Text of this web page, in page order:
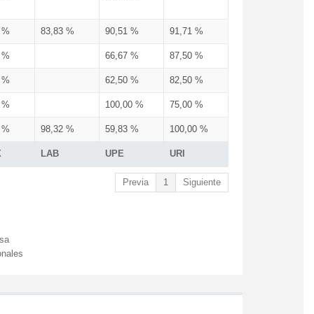
LAB UPE URI
83,83 % 90,51 % 91,71 %
66,67 % 87,50 %
62,50 % 82,50 %
100,00 % 75,00 %
98,32 % 59,83 % 100,00 %
Previa 1 Siguiente